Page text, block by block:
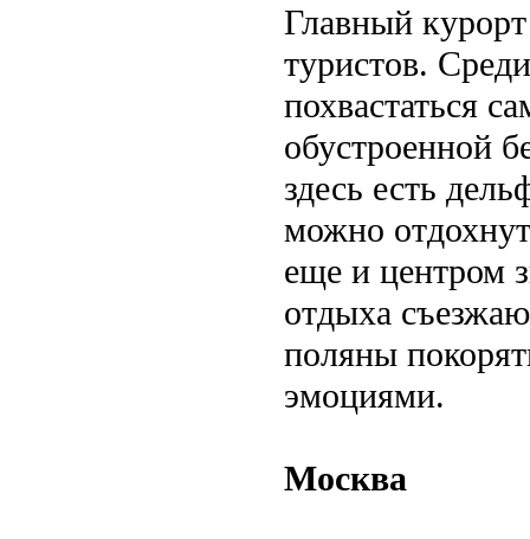
Главный
туристов.
похвастаться
обустроенной
здесь есть
можно
еще и центром
отдыха
поляны
эмоциями.
Москва